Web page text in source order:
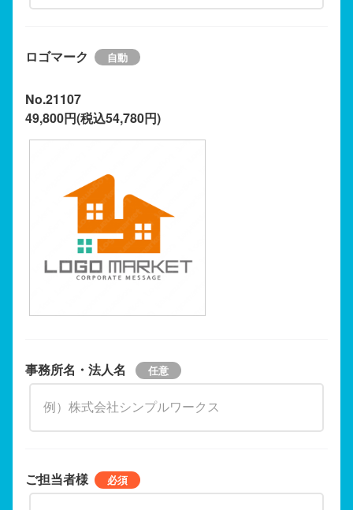
ロゴマーク
No.21107
49,800円(税込54,780円)
事務所名・法人名
ご担当者様